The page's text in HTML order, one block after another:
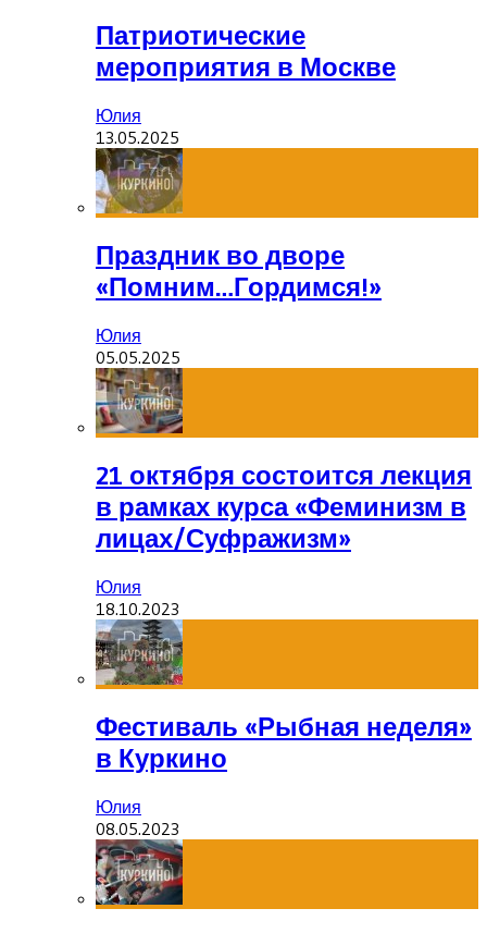
Патриотические
мероприятия в Москве
Юлия
13.05.2025
Праздник во дворе
«Помним…Гордимся!»
Юлия
05.05.2025
21 октября состоится лекция
в рамках курса «Феминизм в
лицах/Суфражизм»
Юлия
18.10.2023
Фестиваль «Рыбная неделя»
в Куркино
Юлия
08.05.2023